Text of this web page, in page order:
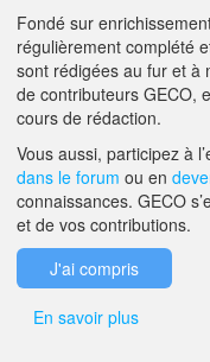
Aucun résultat
A PROPOS
F.A.Q.
Fondé sur
régulièrement complété
sont rédigées au fur et à
de contributeurs GECO,
cours de rédaction.
Vous aussi, participez à
dans le forum ou en
connaissances. GECO
et de vos contributions.
J'ai compris
En savoir plus